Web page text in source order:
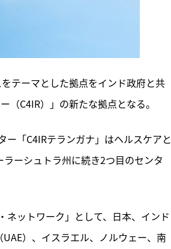
テーマとした拠点をインド政府と共
C4IR）」の新たな拠点となる。
「C4IRテランガナ」はヘルスケアと
ーシュトラ州に続き2つ目のセンタ
ネットワーク」として、日本、インド
）、イスラエル、ノルウェー、南